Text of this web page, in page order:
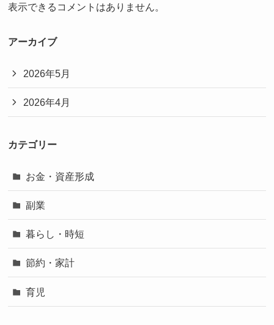
表示できるコメントはありません。
アーカイブ
2026年5月
2026年4月
カテゴリー
お金・資産形成
副業
暮らし・時短
節約・家計
育児